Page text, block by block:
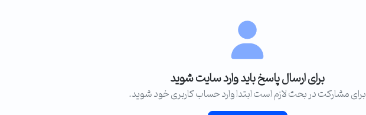
برای ارسال پاسخ باید وارد سایت شوید
برای مشارکت در بحث لازم است ابتدا وارد حساب کاربری خود شوید.